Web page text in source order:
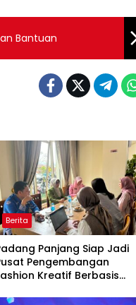
Bantuan
Berita
Panjang Siap Jadi
Pengembangan
Kreatif Berbasis